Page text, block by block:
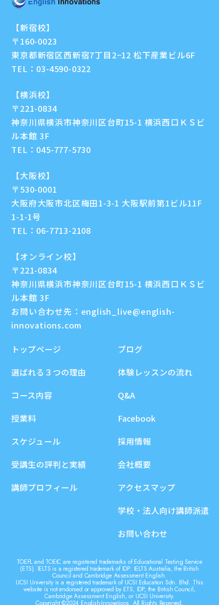
【新宿校】
〒160-0023
東京都新宿区西新宿7丁目2−12 松下産業ビル6F
TEL： 03-4590-0322
【横浜校】
〒221-0834
神奈川県横浜市神奈川区台町15-1 横浜西口ＫＳビ
ル本館 3F
TEL： 045-777-5730
【大阪校】
〒530-0001
大阪府大阪市北区梅田1-3-1 大阪駅前第1ビル11F
1-1-1号
TEL： 06-7713-2108
【オンライン校】
〒221-0834
神奈川県横浜市神奈川区台町15-1 横浜西口ＫＳビ
ル本館 3F
お問い合わせ先： english_live@english-
innovations.com
トップページ
選ばれる３つの理由
コース内容
授業料
スケジュール
受講生の評判と実績
講師プロフィール
ブログ
体験レッスンの流れ
Q&A
Facebook
採用情報
会社概要
アクセスマップ
学校・法人向け講師派遣
お問い合わせ
TOEFL and TOEIC are registered trademarks of Educational Testing Service
(ETS). IELTS is a registered trademark of IDP: IELTS Australia, the British
Council and Cambridge Assessment English.
UCSI University is a registered trademark of UCSI Education Sdn. Bhd. This
website is not endorsed or approved by ETS, IDP, the British Council,
Cambridge Assessment English, or UCSI University.
Copyright ©2024 English-Innovations. All Rights Reserved.